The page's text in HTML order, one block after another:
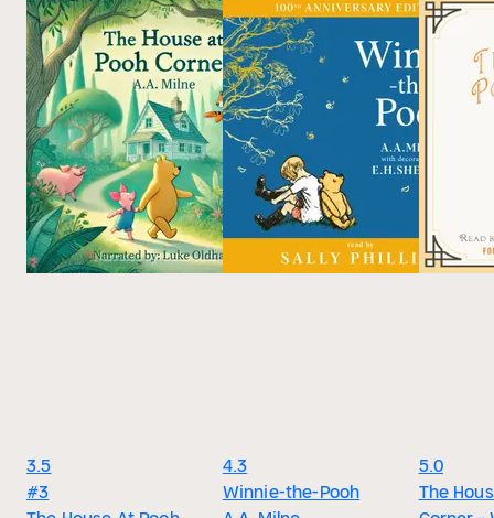
3.5
#3
4.3
Winnie-the-Pooh
5.0
The